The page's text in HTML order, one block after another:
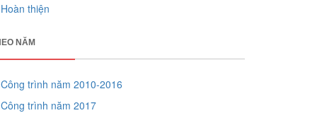
Hoàn thiện
NĂM
Công trình năm 2010-2016
Công trình năm 2017